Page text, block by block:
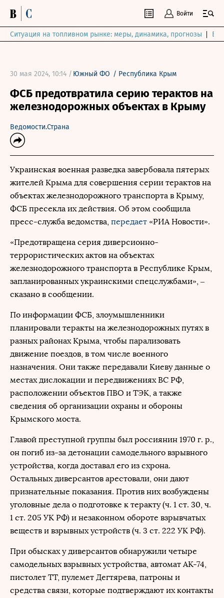
Войти
Ситуация на топливном рынке: меры, динамика, прогнозы
30 мая 2024, 10:14 / Южный ФО / Республика Крым
ФСБ предотвратила серию терактов на
железнодорожных объектах в Крыму
Ведомости.Страна
Украинская военная разведка завербовала пятерых
жителей Крыма для совершения серии терактов на
объектах железнодорожного транспорта в Крыму,
ФСБ пресекла их действия. Об этом сообщила
пресс-служба ведомства, передает «РИА Новости».
«Предотвращена серия диверсионно-
террористических актов на объектах
железнодорожного транспорта в Республике Крым,
запланированных украинскими спецслужбами», –
сказано в сообщении.
По информации ФСБ, злоумышленники
планировали теракты на железнодорожных путях в
разных районах Крыма, чтобы парализовать
движение поездов, в том числе военного
назначения. Они также передавали Киеву данные о
местах дислокации и передвижениях ВС РФ,
расположении объектов ПВО и ТЭК, а также
сведения об организации охраны и обороны
Крымского моста.
Главой преступной группы был россиянин 1970 г. р.,
он погиб из-за детонации самодельного взрывного
устройства, когда доставал его из схрона.
Остальных диверсантов арестовали, они дают
признательные показания. Против них возбуждены
уголовные дела о подготовке к теракту (ч. 1 ст. 30, ч.
1 ст. 205 УК РФ) и незаконном обороте взрывчатых
веществ и взрывных устройств (ч. 3 ст. 222 УК РФ).
При обысках у диверсантов обнаружили четыре
самодельных взрывных устройства, автомат АК-74,
пистолет ТТ, пулемет Дегтярева, патроны и
средства связи, которые подтверждают их контакты